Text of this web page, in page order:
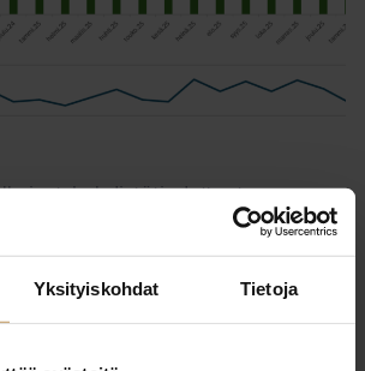
Yksityiskohdat Tietoja
Lehdistötiedotteet,